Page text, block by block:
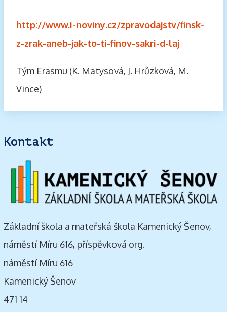
http://www.i-noviny.cz/zpravodajstv/finsk-
z-zrak-aneb-jak-to-ti-finov-sakri-d-laj
Tým Erasmu (K. Matysová, J. Hrůzková, M.
Vince)
Kontakt
Základní škola a mateřská škola Kamenický Šenov,
náměstí Míru 616, příspěvková org.
náměstí Míru 616
Kamenický Šenov
471 14